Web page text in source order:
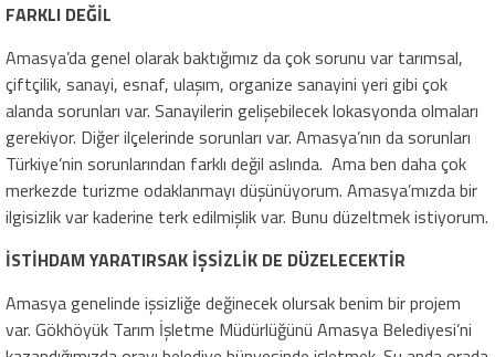
FARKLI DEĞİL
Amasya’da genel olarak baktığımız da çok sorunu var tarımsal,
çiftçilik, sanayi, esnaf, ulaşım, organize sanayini yeri gibi çok
alanda sorunları var. Sanayilerin gelişebilecek lokasyonda olmaları
gerekiyor. Diğer ilçelerinde sorunları var. Amasya’nın da sorunları
Türkiye’nin sorunlarından farklı değil aslında. Ama ben daha çok
merkezde turizme odaklanmayı düşünüyorum. Amasya’mızda bir
ilgisizlik var kaderine terk edilmişlik var. Bunu düzeltmek istiyorum.
İSTİHDAM YARATIRSAK İŞSİZLİK DE DÜZELECEKTİR
Amasya genelinde işsizliğe değinecek olursak benim bir projem
var. Gökhöyük Tarım İşletme Müdürlüğünü Amasya Belediyesi’ni